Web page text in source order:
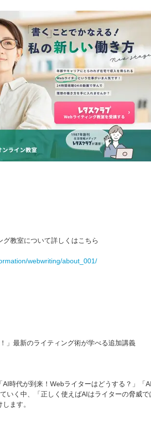
教室について詳しくはこちら
webwriting/about_001/
」最新のライティング術が学べる追加講義
時代が到来！Webライターはどうする？」
いく中、「正しく使えばAIはライターの脅威
ます。